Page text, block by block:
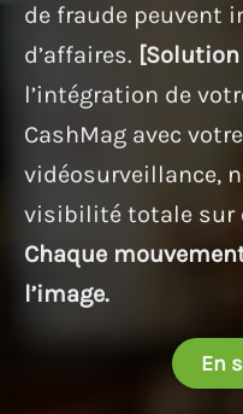
de fraude peuvent
d’affaires. [Solution
l’intégration de
CashMag avec
vidéosurveillance,
visibilité totale sur
Chaque
l’image.
En